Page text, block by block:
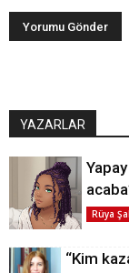
YAZARLAR
Rüya
“Kim